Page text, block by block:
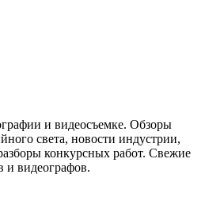
и видеосъемке. Обзоры
света, новости индустрии,
конкурсных работ. Свежие
и видеографов.